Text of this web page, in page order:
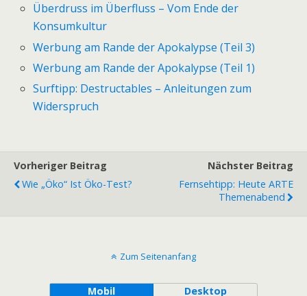
Überdruss im Überfluss – Vom Ende der
Konsumkultur
Werbung am Rande der Apokalypse (Teil 3)
Werbung am Rande der Apokalypse (Teil 1)
Surftipp: Destructables – Anleitungen zum
Widerspruch
Vorheriger Beitrag
Wie „öko“ Ist Öko-Test?
Nächster Beitrag
Fernsehtipp: Heute ARTE
Themenabend
Zum Seitenanfang
Mobil Desktop